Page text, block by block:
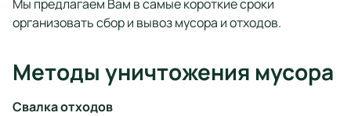
Мы предлагаем Вам в самые короткие сроки
организовать сбор и вывоз мусора и отходов.
Методы уничтожения мусора
Свалка отходов